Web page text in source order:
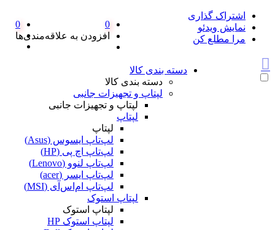
اشتراک گذاری
نمایش ویدئو
مرا مطلع کن
0
افزودن به علاقه‌مندی‌ها
0
دسته بندی کالا
دسته بندی کالا
لپتاپ و تجهیزات جانبی
لپتاپ و تجهیزات جانبی
لپتاپ
لپتاپ
لپ‌تاپ ایسوس (Asus)
لپ‌تاپ اچ پی (HP)
لپ‌تاپ لنوو (Lenovo)
لپ‌تاپ ایسر (acer)
لپ‌تاپ ام‌اس‌آی (MSI)
لپتاپ استوک
لپتاپ استوک
لپتاپ استوک HP